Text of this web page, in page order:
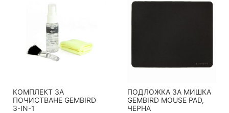
КОМПЛЕКТ ЗА
ПОЧИСТВАНЕ GEMBIRD
3-IN-1
ПОДЛОЖКА ЗА МИШКА
GEMBIRD MOUSE PAD,
ЧЕРНА